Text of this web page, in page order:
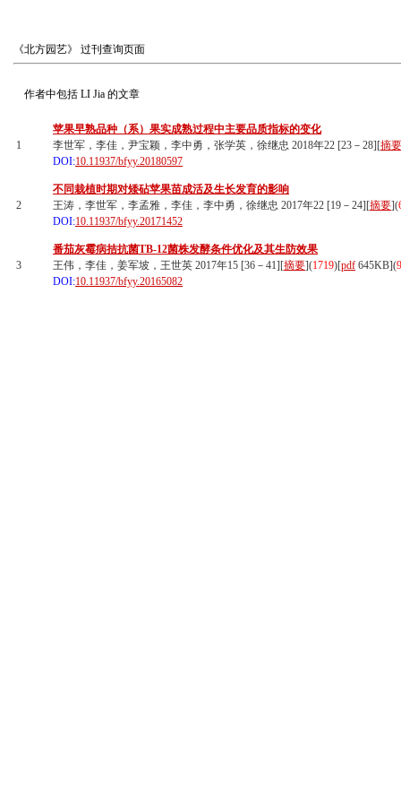
《北方园艺》 过刊查询页面
作者中包括 LI Jia 的文章
1
苹果早熟品种（系）果实成熟过程中主要品质指标的变化
李世军，李佳，尹宝颖，李中勇，张学英，徐继忠 2018年22 [23－28][摘要
DOI:10.11937/bfyy.20180597
2
不同栽植时期对矮砧苹果苗成活及生长发育的影响
王涛，李世军，李孟雅，李佳，李中勇，徐继忠 2017年22 [19－24][摘要](
DOI:10.11937/bfyy.20171452
3
番茄灰霉病拮抗菌TB-12菌株发酵条件优化及其生防效果
王伟，李佳，姜军坡，王世英 2017年15 [36－41][摘要](1719)[pdf 645KB](
DOI:10.11937/bfyy.20165082